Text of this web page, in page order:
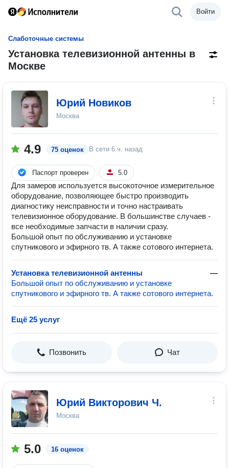
Войти
Слаботочные системы
Установка телевизионной антенны в
Москве
Юрий Новиков
Москва
4.9 75 оценок В сети 6 ч. назад
Паспорт проверен 5.0
Для замеров используется высокоточное измерительное
оборудование, позволяющее быстро производить
диагностику неисправности и точно настраивать
телевизионное оборудование. В большинстве случаев -
все необходимые запчасти в наличии сразу.
Большой опыт по обслуживанию и установке
спутникового и эфирного тв. А также сотового интернета.
Установка телевизионной антенны
—
Большой опыт по обслуживанию и установке
спутникового и эфирного тв. А также сотового интернета.
Ещё 25 услуг
Позвонить Чат
Юрий Викторович Ч.
Москва
5.0 16 оценок